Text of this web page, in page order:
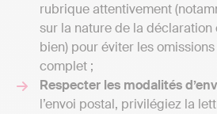
rubrique attentivement
sur la nature de la déclaration
bien) pour éviter les
complet ;
Respecter les modalités
l’envoi postal, privilégiez la